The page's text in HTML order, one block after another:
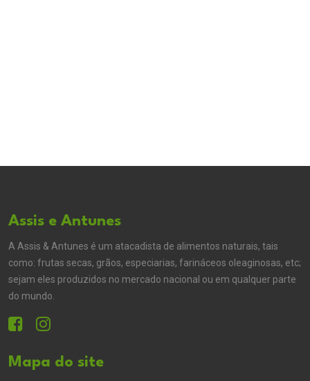
Assis e Antunes
A Assis & Antunes é um atacadista de alimentos naturais, tais
como: frutas secas, grãos, especiarias, farináceos oleaginosas, etc;
sejam eles produzidos no mercado nacional ou em qualquer parte
do mundo.
Mapa do site